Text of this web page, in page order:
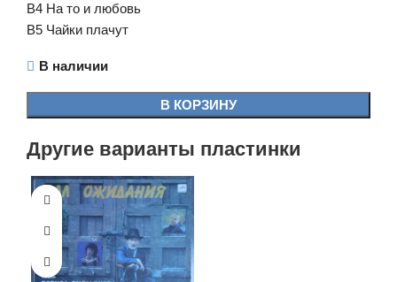
B4 Нa тo и любoвь
B5 Чaйки плaчут
В наличии
В КОРЗИНУ
Другие варианты пластинки